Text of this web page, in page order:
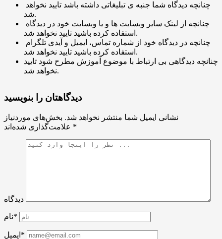
شد.
استفاده کرده باشید تایید نخواهد شد.
استفاده کرده باشید تایید نخواهد شد.
چنانچه دیدگاهی بی ارتباط با موضوع آموزش مطرح شود تایید
نخواهد شد.
دیدگاهتان را بنویسید
نشانی ایمیل شما منتشر نخواهد شد. بخش‌های موردنیاز
*
دیدگاه
نام*
ایمیل*